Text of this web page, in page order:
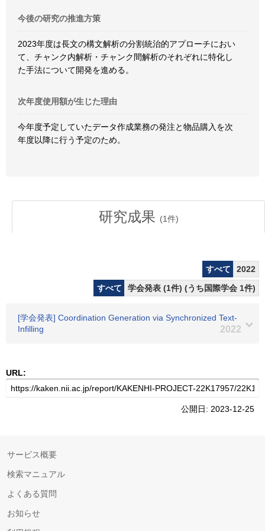
今後の研究の推進方策
2023年度は長文の構文解析の分割統治的アプローチにおい
て、チャンク内解析・チャンク間解析のそれぞれに特化し
た手法について開発を進める。
次年度使用額が生じた理由
今年度予定していたデータ作成業務の発注と物品購入を次
年度以降に行う予定のため。
研究成果 (1件)
すべて
2022
すべて
学会発表 (1件) (うち国際学会 1件)
[学会発表] Coordination Generation via Synchronized Text-
Infilling
2022
URL:
公開日: 2023-12-25
サービス概要
検索マニュアル
よくある質問
お知らせ